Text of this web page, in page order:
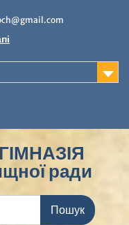
ради